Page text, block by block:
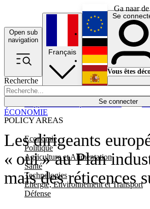
Ga naar
Open sub
navigation
Recherche
Se connecter
POLICY AREAS
Economie
Politique
Agriculture et Alimentation
Santé
Technologies
Energie, Environnement et Transport
Défense
Économie
Français
English
Deutsch
Español
Se
Vous êtes
Les dirigeants
« oui » au Plan
mais des réticences
ÉCONOMIE